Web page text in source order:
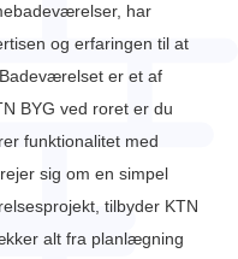
har
og erfaringen til at
er et af
BYG ved roret er du
funktionalitet med
sig om en simpel
tilbyder KTN
alt fra planlægning